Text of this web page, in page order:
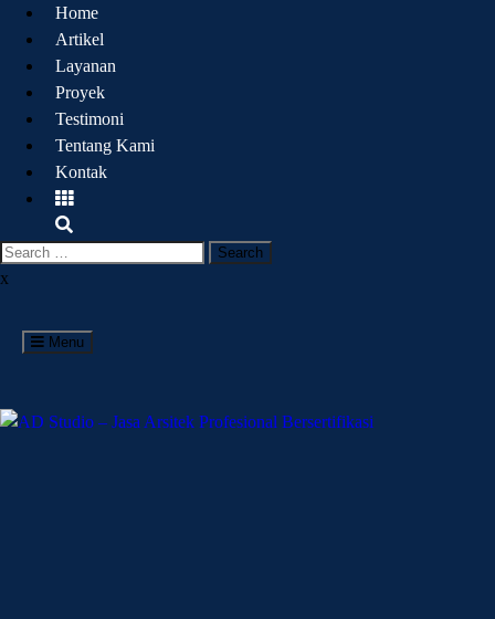
Home
Artikel
Layanan
Proyek
Testimoni
Tentang Kami
Kontak
x
Menu